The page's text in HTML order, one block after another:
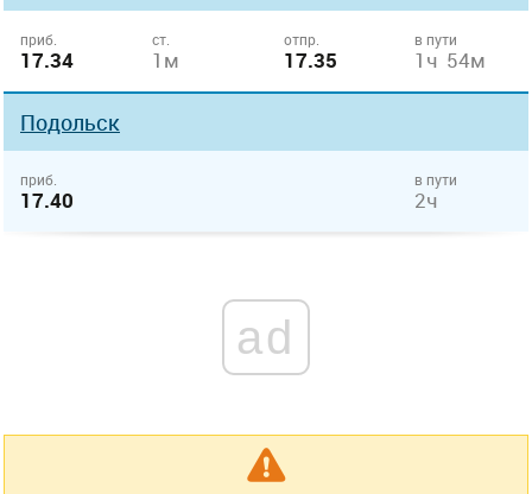
приб.
17.34
ст.
1м
отпр.
17.35
в пути
1ч 54м
Подольск
приб.
17.40
в пути
2ч
ad